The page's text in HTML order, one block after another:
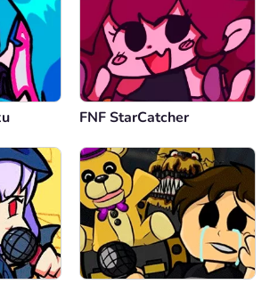
FNF StarCatcher